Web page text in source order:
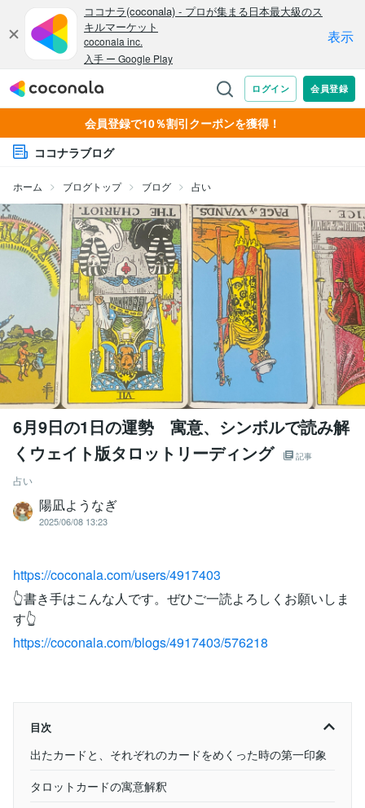
会員登録で10％割引クーポンを獲得！
ココナラブログ
ホーム ブログトップ ブログ 占い
6月9日の1日の運勢 寓意、シンボルで読み解
くウェイト版タロットリーディング
記事
占い
陽凪ようなぎ
2025/06/08 13:23
https://coconala.com/users/4917403
👆書き手はこんな人です。ぜひご一読よろしくお願いしま
す👆
https://coconala.com/blogs/4917403/576218
目次
出たカードと、それぞれのカードをめくった時の第一印象
タロットカードの寓意解釈